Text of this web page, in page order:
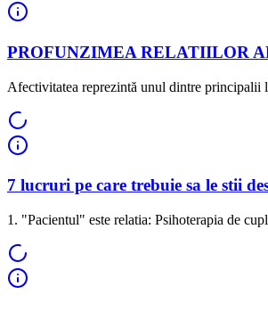
PROFUNZIMEA RELATIILOR
Afectivitatea reprezintă unul dintre principalii
7 lucruri pe care trebuie sa le stii
1. "Pacientul" este relatia: Psihoterapia de